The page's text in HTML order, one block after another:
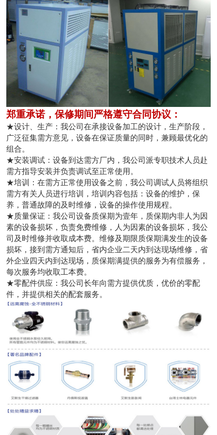
郑重承诺，保修期间严格遵守合同协议：
★设计、生产：我公司在承接设备加工的设计，生产阶段，
广泛征集需方意见，设备在保证质量的同时，兼顾最优化的
组合。
★安装调试：设备到达需方厂内，我公司派专职技术人员赴
需方指导安装并负责调试至正常使用。
★培训：在需方正常使用设备之前，我公司调试人员将组织
需方有关人员进行培训，培训内容包括：设备的维护，保
养，普通故障的及时维修，设备的操作使用规程。
★质量保证：我公司设备质保期为壹年，质保期内非人为因
素的设备损坏，负责免费维修，人为因素的设备损坏，我公
司及时维修并收取成本费。维修及期限质保期满发生的设备
损坏，接到需方通知后，省内企业二天内到达现场维修，省
外企业四天内到达现场，质保期满提供的服务为有偿服务，
每次服务均收取工本费。
★零配件供应：我公司长年向需方提供优质，优价的零配
件，并提供相关的配套服务。